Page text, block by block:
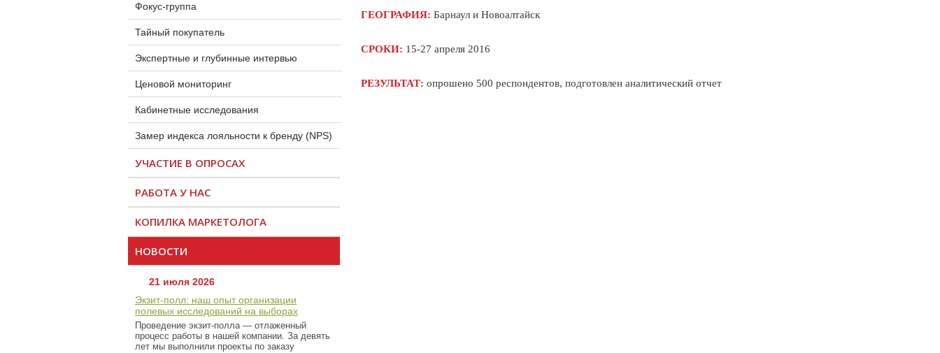
ГЕОГРАФИЯ: Барнаул и Новоалтайск
СРОКИ: 15-27 апреля 2016
РЕЗУЛЬТАТ: опрошено 500 респондентов, подготовлен аналитический отчет
Фокус-группа
Тайный покупатель
Экспертные и глубинные интервью
Ценовой мониторинг
Кабинетные исследования
Замер индекса лояльности к бренду (NPS)
УЧАСТИЕ В ОПРОСАХ
РАБОТА У НАС
КОПИЛКА МАРКЕТОЛОГА
НОВОСТИ
21 июля 2026
Экзит-полл: наш опыт организации
полевых исследований на выборах
Проведение экзит-полла — отлаженный
процесс работы в нашей компании. За девять
лет мы выполнили проекты по заказу